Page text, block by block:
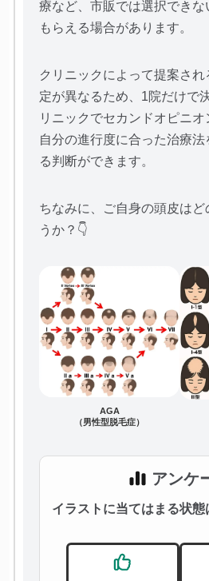
療など、市販では選択できな
もらえる場合があります。
クリニックによって提案さ
定が異なるため、1院だけで
リニックでセカンドオピニオ
自分の進行度に合った治療
る判断ができます。
ちなみに、ご自身の頭皮はど
うか？👇
AGA
（男性型脱毛症）
アンケ
イラストに当てはまる状態